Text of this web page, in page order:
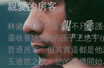
親愛的房客
林健一(莫子儀 飾)不只看
還收養她9歲的孫子王悠宇
普通房客，但其實這都是
玉過世之後，他的動機開始